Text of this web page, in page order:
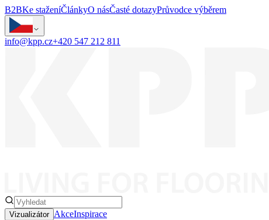
B2BKe staženíČlánkyO násČasté dotazyPrůvodce výběrem
info@kpp.cz+420 547 212 811
Vizualizátor AkceInspirace